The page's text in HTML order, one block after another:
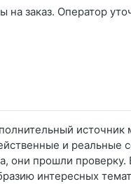
заказ. Оператор
и реальные
прошли
интересных